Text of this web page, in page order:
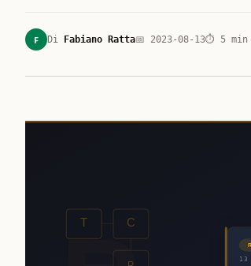
F Di Fabiano Ratta📅 2023-08-13⏱ 5